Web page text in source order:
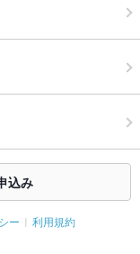
込み
ー 利用規約